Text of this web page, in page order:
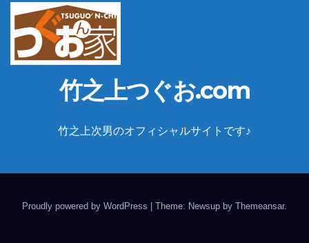
竹之上つぐお.com
竹之上次男のオフィシャルサイトです♪
Proudly powered by WordPress Theme: Newsup by Themeansar.